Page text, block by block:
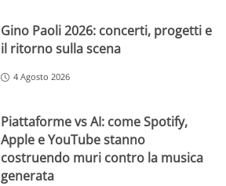
Gino Paoli 2026: concerti, progetti e
il ritorno sulla scena
4 Agosto 2026
Piattaforme vs AI: come Spotify,
Apple e YouTube stanno
costruendo muri contro la musica
generata